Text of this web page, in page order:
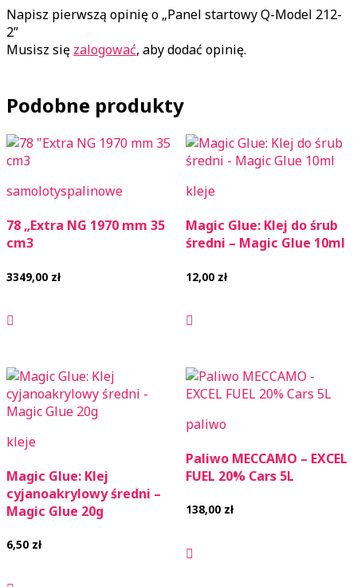
Napisz pierwszą opinię o „Panel startowy Q-Model 212-
2”
Musisz się zalogować, aby dodać opinię.
Podobne produkty
samolotyspalinowe
78 „Extra NG 1970 mm 35
cm3
3349,00 zł
kleje
Magic Glue: Klej do śrub
średni – Magic Glue 10ml
12,00 zł
kleje
Magic Glue: Klej
cyjanoakrylowy średni –
Magic Glue 20g
6,50 zł
paliwo
Paliwo MECCAMO – EXCEL
FUEL 20% Cars 5L
138,00 zł